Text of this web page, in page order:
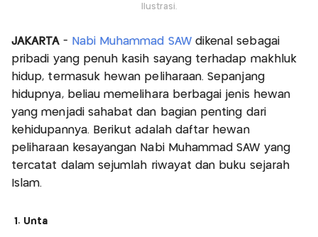
Ilustrasi.
JAKARTA - Nabi Muhammad SAWdikenal sebagai
pribadi yang penuh kasih sayang terhadap makhluk
hidup, termasuk hewan peliharaan. Sepanjang
hidupnya, beliau memelihara berbagai jenis hewan
yang menjadi sahabat dan bagian penting dari
kehidupannya. Berikut adalah daftar hewan
peliharaan kesayangan Nabi Muhammad SAW yang
tercatat dalam sejumlah riwayat dan buku sejarah
Islam.
1. Unta